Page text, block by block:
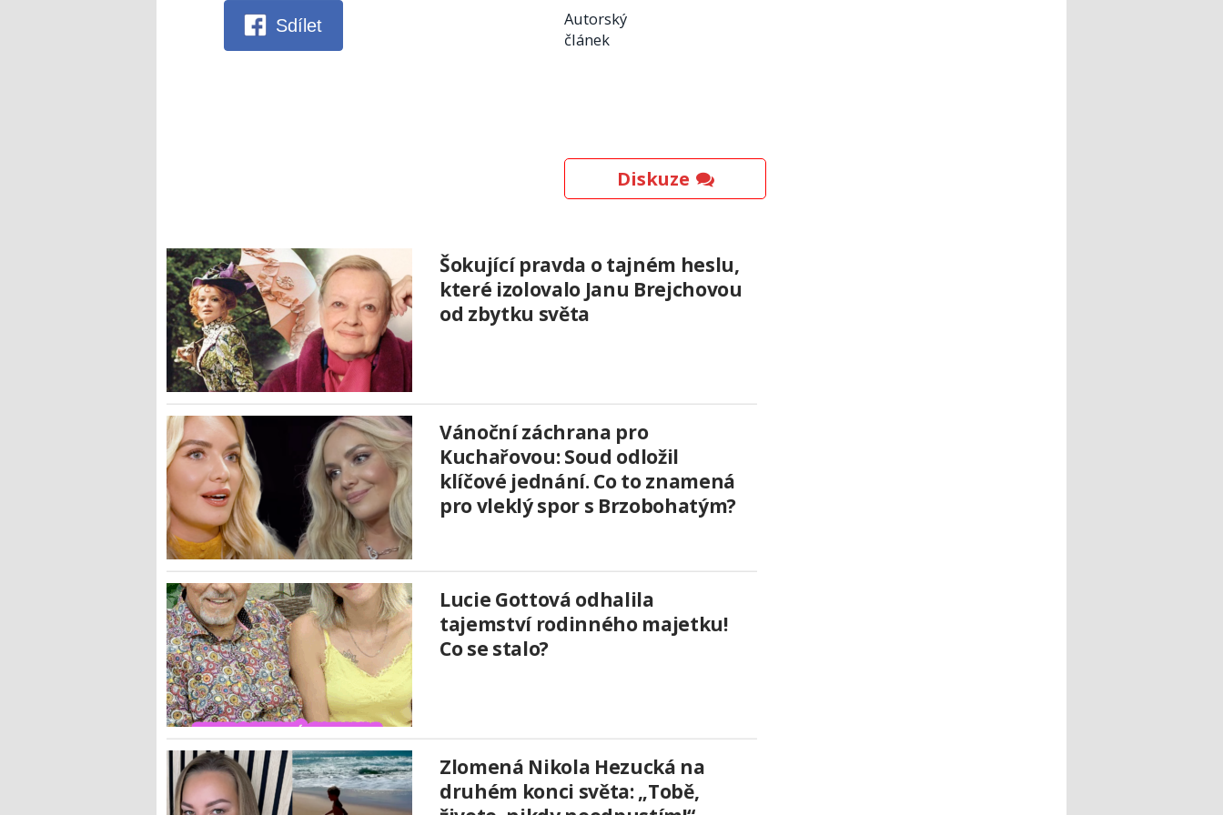
Sdílet
Autorský
článek
Diskuze
Šokující pravda o tajném heslu,
které izolovalo Janu Brejchovou
od zbytku světa
Vánoční záchrana pro
Kuchařovou: Soud odložil
klíčové jednání. Co to znamená
pro vleklý spor s Brzobohatým?
Lucie Gottová odhalila
tajemství rodinného majetku!
Co se stalo?
Zlomená Nikola Hezucká na
druhém konci světa: „Tobě,